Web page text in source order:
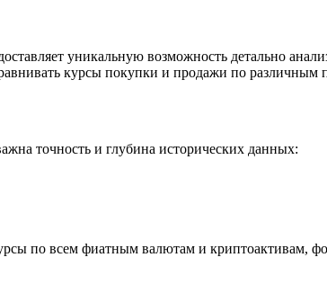
уникальную возможность детально
курсы покупки и продажи по различным
точность и глубина исторических данных:
по всем фиатным валютам и криптоактивам,